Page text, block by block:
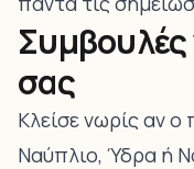
Συμβουλές
σας
Κλείσε νωρίς αν ο
Ναύπλιο, Ύδρα ή